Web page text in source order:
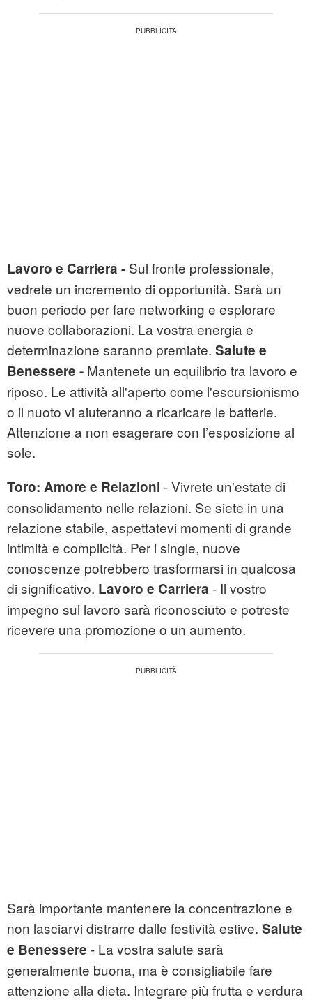
Lavoro e Carriera - Sul fronte professionale,
vedrete un incremento di opportunità. Sarà un
buon periodo per fare networking e esplorare
nuove collaborazioni. La vostra energia e
determinazione saranno premiate. Salute e
Benessere - Mantenete un equilibrio tra lavoro e
riposo. Le attività all'aperto come l'escursionismo
o il nuoto vi aiuteranno a ricaricare le batterie.
Attenzione a non esagerare con l’esposizione al
sole.
Toro: Amore e Relazioni - Vivrete un'estate di
consolidamento nelle relazioni. Se siete in una
relazione stabile, aspettatevi momenti di grande
intimità e complicità. Per i single, nuove
conoscenze potrebbero trasformarsi in qualcosa
di significativo. Lavoro e Carriera - Il vostro
impegno sul lavoro sarà riconosciuto e potreste
ricevere una promozione o un aumento.
Sarà importante mantenere la concentrazione e
non lasciarvi distrarre dalle festività estive. Salute
e Benessere - La vostra salute sarà
generalmente buona, ma è consigliabile fare
attenzione alla dieta. Integrare più frutta e verdura